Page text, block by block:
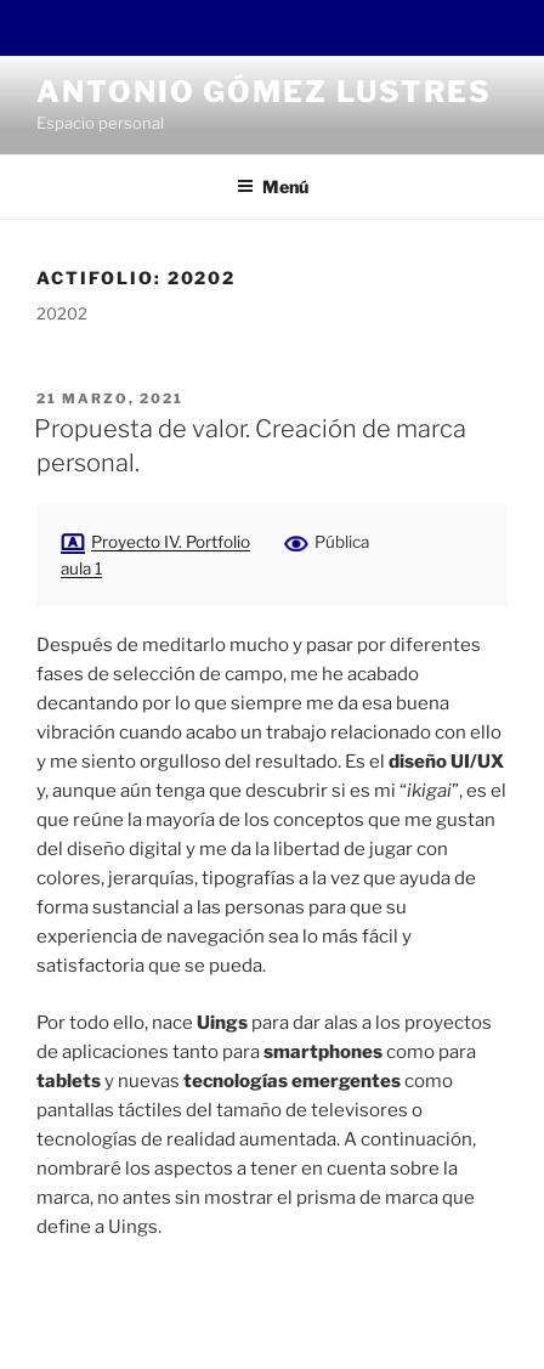
contenido
ANTONIO GÓMEZ LUSTRES
Espacio personal
Menú
ACTIFOLIO: 20202
20202
PUBLICADO
EL
21 MARZO, 2021
Propuesta de valor. Creación de marca
personal.
Proyecto IV. Portfolio
aula 1
Pública
Después de meditarlo mucho y pasar por diferentes
fases de selección de campo, me he acabado
decantando por lo que siempre me da esa buena
vibración cuando acabo un trabajo relacionado con ello
y me siento orgulloso del resultado. Es el diseño UI/UX
y, aunque aún tenga que descubrir si es mi “ikigai”, es el
que reúne la mayoría de los conceptos que me gustan
del diseño digital y me da la libertad de jugar con
colores, jerarquías, tipografías a la vez que ayuda de
forma sustancial a las personas para que su
experiencia de navegación sea lo más fácil y
satisfactoria que se pueda.
Por todo ello, nace Uings para dar alas a los proyectos
de aplicaciones tanto parasmartphonescomo para
tabletsy nuevas tecnologíasemergentescomo
pantallas táctiles del tamaño de televisores o
tecnologías de realidad aumentada. A continuación,
nombraré los aspectos a tener en cuenta sobre la
marca, no antes sin mostrar el prisma de marca que
define a Uings.